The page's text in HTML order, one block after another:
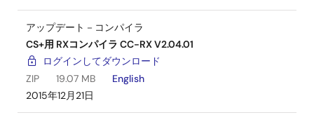
アップデート－コンパイラ
CS+用 RXコンパイラ CC-RX V2.04.01
ログインしてダウンロード
ZIP
19.07 MB
English
2015年12月21日